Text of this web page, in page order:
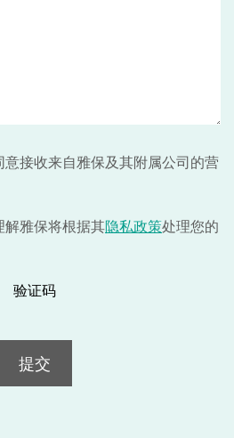
接收来自雅保及其附属公司的营
雅保将根据其隐私政策处理您的
验证码
提交